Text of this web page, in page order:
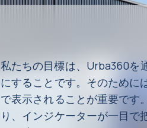
私たちの目標は、Urba360を
にすることです。そのために
で表示されることが重要です
り、インジケーターが一目で